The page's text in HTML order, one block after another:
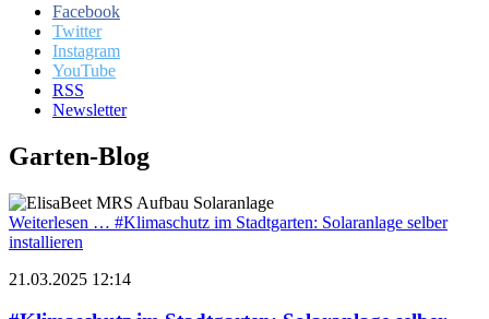
Facebook
Twitter
Instagram
YouTube
RSS
Newsletter
Garten-Blog
Weiterlesen … #Klimaschutz im Stadtgarten: Solaranlage selber
installieren
21.03.2025 12:14